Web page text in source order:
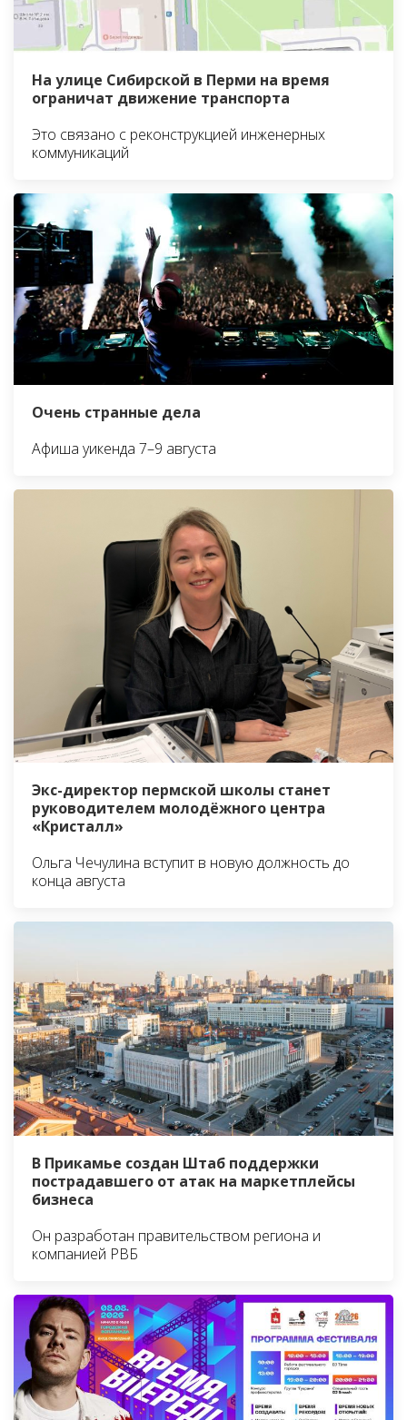
На улице Сибирской в Перми на время
ограничат движение транспорта
Это связано с реконструкцией инженерных
коммуникаций
Очень странные дела
Афиша уикенда 7–9 августа
Экс-директор пермской школы станет
руководителем молодёжного центра
«Кристалл»
Ольга Чечулина вступит в новую должность до
конца августа
В Прикамье создан Штаб поддержки
пострадавшего от атак на маркетплейсы
бизнеса
Он разработан правительством региона и
компанией РВБ